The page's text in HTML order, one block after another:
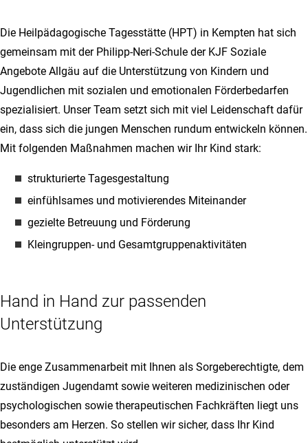
Die Heilpädagogische Tagesstätte (HPT) in Kempten hat sich
gemeinsam mit der Philipp-Neri-Schule der KJF Soziale
Angebote Allgäu auf die Unterstützung von Kindern und
Jugendlichen mit sozialen und emotionalen Förderbedarfen
spezialisiert. Unser Team setzt sich mit viel Leidenschaft dafür
ein, dass sich die jungen Menschen rundum entwickeln können.
Mit folgenden Maßnahmen machen wir Ihr Kind stark:
strukturierte Tagesgestaltung
einfühlsames und motivierendes Miteinander
gezielte Betreuung und Förderung
Kleingruppen- und Gesamtgruppenaktivitäten
Hand in Hand zur passenden
Unterstützung
Die enge Zusammenarbeit mit Ihnen als Sorgeberechtigte, dem
zuständigen Jugendamt sowie weiteren medizinischen oder
psychologischen sowie therapeutischen Fachkräften liegt uns
besonders am Herzen. So stellen wir sicher, dass Ihr Kind